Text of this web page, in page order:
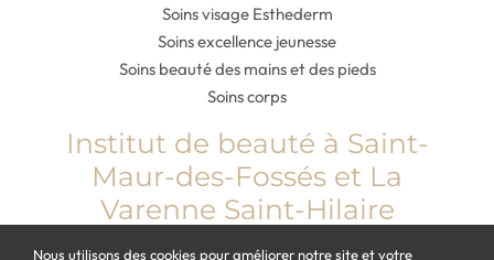
Soins visage Esthederm
Soins excellence jeunesse
Soins beauté des mains et des pieds
Soins corps
Institut de beauté à Saint-
Maur-des-Fossés et La
Varenne Saint-Hilaire
Nous utilisons des cookies pour améliorer notre site et votre